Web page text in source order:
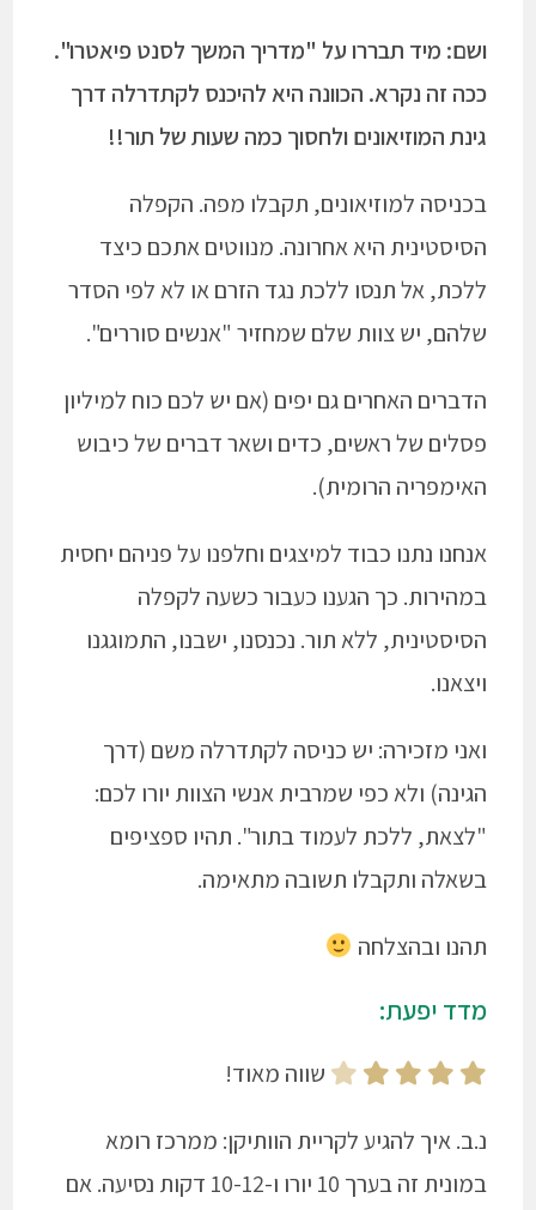
ושם: מיד תבררו על "מדריך המשך לסנט פיאטרו".
ככה זה נקרא. הכוונה היא להיכנס לקתדרלה דרך
גינת המוזיאונים ולחסוך כמה שעות של תור!!
בכניסה למוזיאונים, תקבלו מפה. הקפלה
הסיסטינית היא אחרונה. מנווטים אתכם כיצד
ללכת, אל תנסו ללכת נגד הזרם או לא לפי הסדר
שלהם, יש צוות שלם שמחזיר "אנשים סוררים".
הדברים האחרים גם יפים (אם יש לכם כוח למיליון
פסלים של ראשים, כדים ושאר דברים של כיבוש
האימפריה הרומית).
אנחנו נתנו כבוד למיצגים וחלפנו על פניהם יחסית
במהירות. כך הגענו כעבור כשעה לקפלה
הסיסטינית, ללא תור. נכנסנו, ישבנו, התמוגגנו
ויצאנו.
ואני מזכירה: יש כניסה לקתדרלה משם (דרך
הגינה) ולא כפי שמרבית אנשי הצוות יורו לכם:
"לצאת, ללכת לעמוד בתור". תהיו ספציפים
בשאלה ותקבלו תשובה מתאימה.
תהנו ובהצלחה
מדד יפעת:
שווה מאוד!
נ.ב. איך להגיע לקריית הוותיקן: ממרכז רומא
במונית זה בערך 10 יורו ו-10-12 דקות נסיעה. אם